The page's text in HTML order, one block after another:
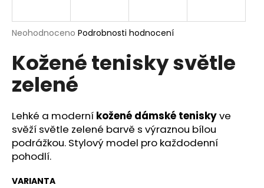
Průměrné
produktu
je
z
hvězdiček.
Neohodnoceno Podrobnosti hodnocení
Kožené tenisky světle
zelené
Lehké a moderní kožené dámské teniskyve
svěží světle zelené barvě s výraznou bílou
podrážkou. Stylový model pro každodenní
pohodlí.
VARIANTA
j
t
?
HLEDAT